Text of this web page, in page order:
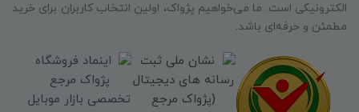
الکترونیکی است. ما می‌خواهیم پژواک، اولین انتخاب کاربران برای خرید
مطمئن و حرفه‌ای باشد.